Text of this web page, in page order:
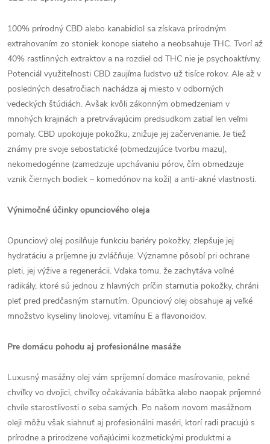
100% prírodný CBD alebo kanabidiol sa získava prírodným
extrahovaním zo stoniek konope siateho a neobsahuje THC. Tvorí až
40% rastlinných extraktov a na rozdiel od THC nie je psychoaktívny.
Potenciál využiteľnosti CBD zaujíma ľudstvo už tisíce rokov. Ale až v
posledných desaťročiach nachádza aj miesto v odborných
vedeckých štúdiách. Avšak kvôli zákonným obmedzeniam v
mnohých krajinách a pretrvávajúcim predsudkom zatiaľ len veľmi
pomaly. CBD upokojuje pokožku, znižuje jej začervenanie. Je tiež
známy pre svoje sebostatické (obmedzujúce tvorbu mazu),
nekomedogénne (zamedzuje upchávaniu pórov, čím obmedzuje
vznik čiernych bodiek – komedónov na koži) a anti-akné vlastnosti.
Výnimočné účinky opunciového oleja
Opunciový olej posilňuje funkciu bariéry pokožky, zlepšuje jej
hydratáciu a príjemne ju zvláčňuje. Významne pôsobí pri ochrane
pleti, jej výžive a regenerácii. Vďaka tomu, že zachytáva voľné
radikály, ktoré sú jednou z hlavných príčin starnutia pokožky, chráni
pleť pred predčasným starnutím. Opunciový olej obsahuje aj veľké
množstvo kyseliny linolovej, vitamínu E a flavonoidov.
Pre domácu pohodu aj profesionálne masáže
Luxusný masážny olej vám spríjemní domáce masírovanie, pekné
chvíľky vo dvojici, chvíľky očakávania bábätka alebo naopak príjemné
chvíle starostlivosti o seba samých. Po našom novom masážnom
oleji môžu však siahnuť aj profesionálni maséri, ktorí radi pracujú s
prírodne a prirodzene voňajúcimi kozmetickými produktmi a